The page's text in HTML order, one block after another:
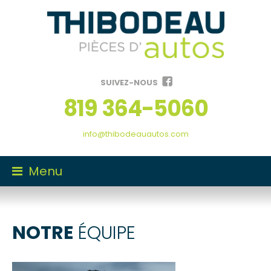
SUIVEZ-NOUS
819364-5060
info@thibodeauautos.com
Menu
VENDRE MON VÉHICULE
NOS SERVICES
NOTRE ÉQUIPE